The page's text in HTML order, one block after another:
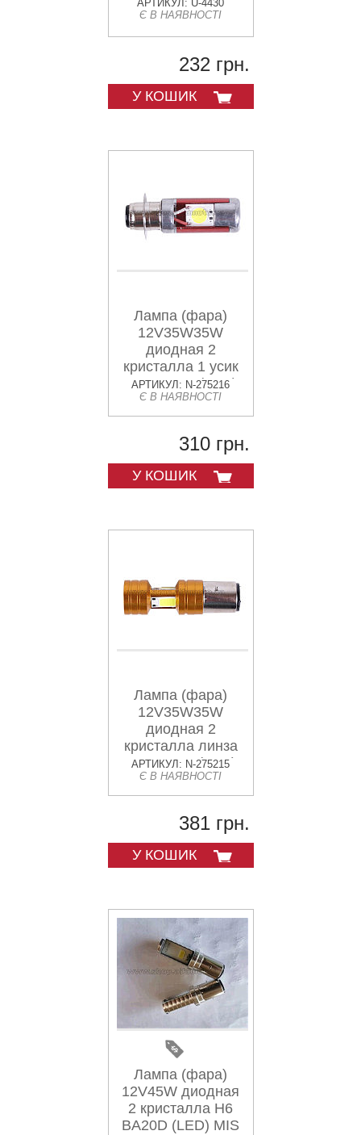
АРТИКУЛ: U-4430
Є В НАЯВНОСТІ
232 грн.
У КОШИК
Лампа (фара)
12V35W35W
диодная 2
кристалла 1 усик
П15Д-25-1 (LED)
AMG
АРТИКУЛ: N-275216
Є В НАЯВНОСТІ
310 грн.
У КОШИК
Лампа (фара)
12V35W35W
диодная 2
кристалла линза
Н6 BA20D (LED)
AMG
АРТИКУЛ: N-275215
Є В НАЯВНОСТІ
381 грн.
У КОШИК
Лампа (фара)
12V45W диодная
2 кристалла Н6
BA20D (LED) MIS